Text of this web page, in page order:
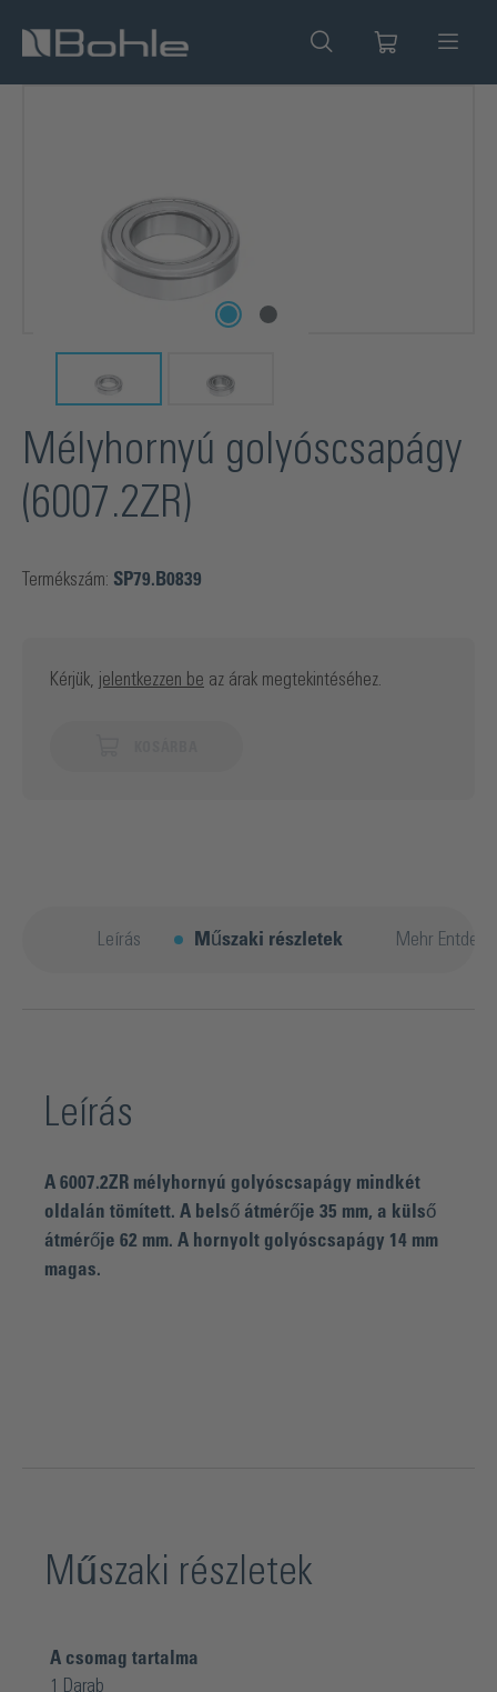
Mélyhornyú golyóscsapágy
(6007.2ZR)
Termékszám: SP79.B0839
Kérjük, jelentkezzen be az árak megtekintéséhez.
Leírás Műszaki részletek Mehr
Leírás
A 6007.2ZR mélyhornyú golyóscsapágy mindkét
oldalán tömített. A belső átmérője 35 mm, a külső
átmérője 62 mm. A hornyolt golyóscsapágy 14 mm
magas.
Műszaki részletek
A csomag tartalma
1 Darab